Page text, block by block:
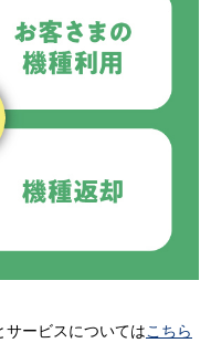
サービスについてはこちら